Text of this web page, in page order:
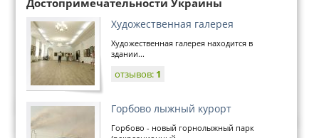
Достопримечательности Украины
Художественная галерея
Художественная галерея находится в
здании...
отзывов: 1
Горбово лыжный курорт
Горбово - новый горнолыжный парк